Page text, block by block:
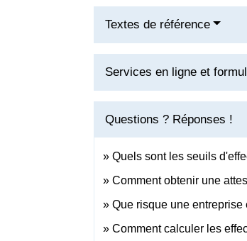
Textes de référence
Services en ligne et
Questions ? Réponses !
Quels sont les seuils
Comment obtenir une
Que risque une
Comment calculer les